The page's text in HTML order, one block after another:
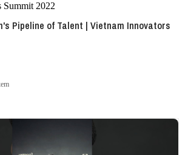
Summit 2022
Pipeline of Talent | Vietnam Innovators